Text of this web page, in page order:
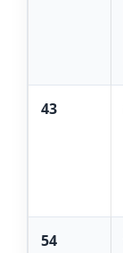
43
54